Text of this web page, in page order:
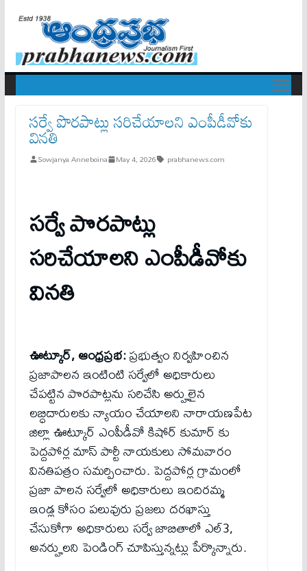
సర్వే పొరపాట్లు సరిచేయాలని ఎంపీడీవోకు
వినతి
Sowjanya Anneboina May 4, 2026 prabhanews.com
సర్వే పొరపాట్లు
సరిచేయాలని ఎంపీడీవోకు
వినతి
ఊట్కూర్, ఆంధ్రప్రభ:ప్రభుత్వం నిర్వహించిన
ప్రజాపాలన ఇంటింటి సర్వేలో అధికారులు
చేపట్టిన పొరపాట్లను సరిచేసి అర్హులైన
లబ్ధిదారులకు న్యాయం చేయాలని నారాయణపేట
జిల్లా ఊట్కూర్ ఎంపీడీవో కిషోర్ కుమార్ కు
పెద్దపోర్ల మాస్ పార్టీ నాయకులు సోమవారం
వినతిపత్రం సమర్పించారు. పెద్దపోర్ల గ్రామంలో
ప్రజా పాలన సర్వేలో అధికారులు ఇందిరమ్మ
ఇండ్ల కోసం పలువురు ప్రజలు దరఖాస్తు
చేసుకోగా అధికారులు సర్వే జాబితాలో ఎల్3,
అనర్హులని పెండింగ్ చూపిస్తున్నట్లు పేర్కొన్నారు.